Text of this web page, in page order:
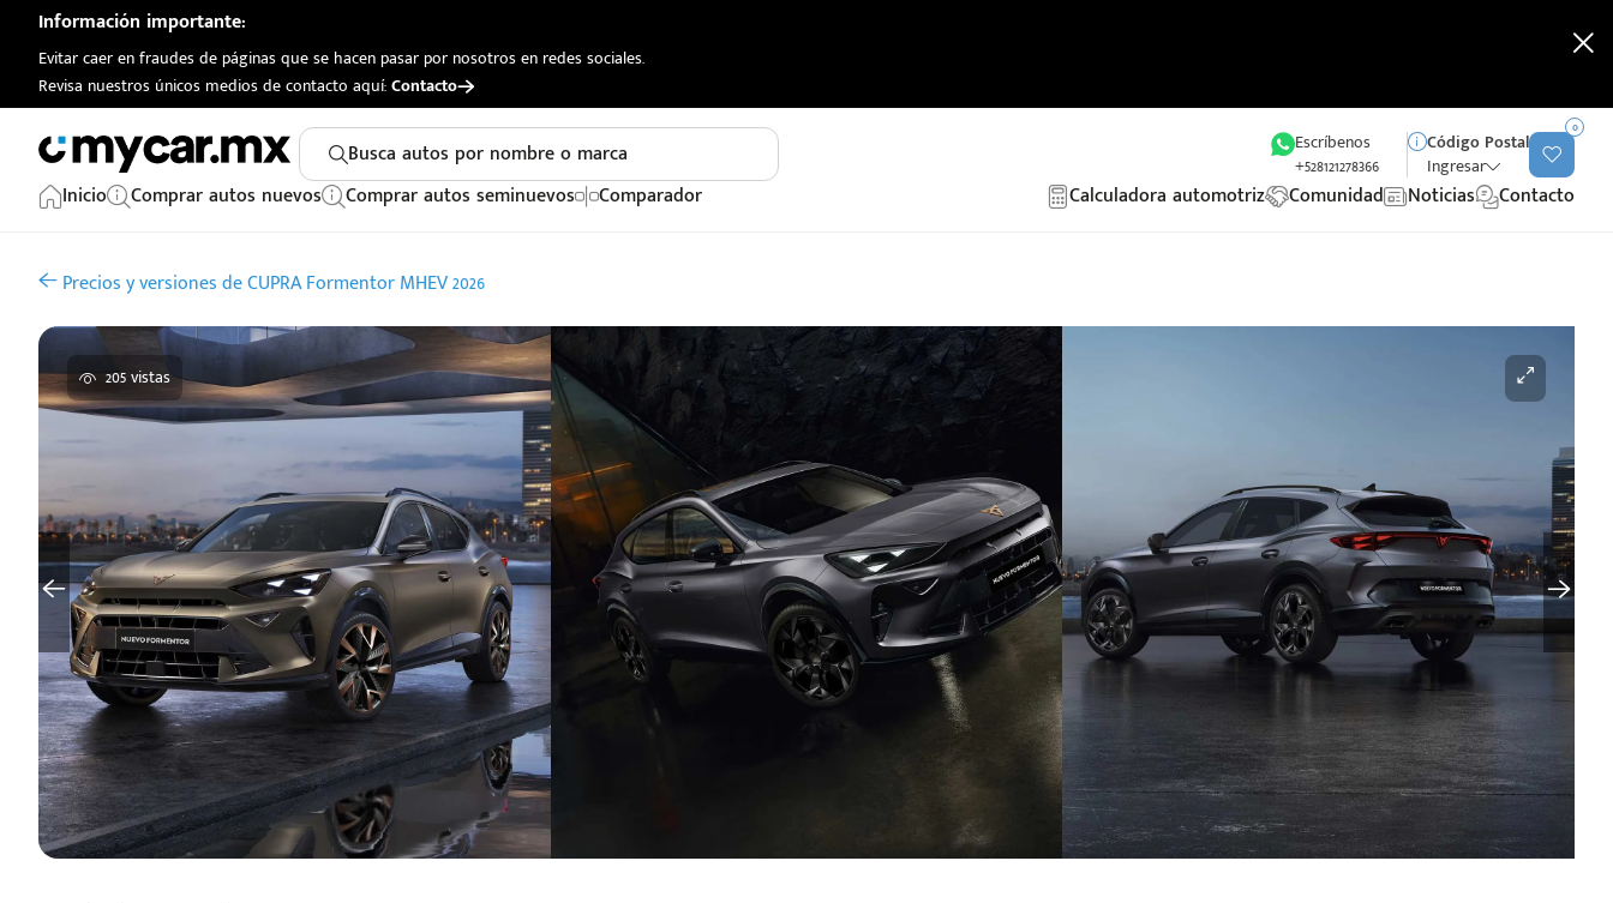
Información importante:
Evitar caer en fraudes de páginas que se hacen pasar por nosotros en redes sociales.
Revisa nuestros únicos medios de contacto aquí:Contacto
Busca autos por nombre o marca
Escríbenos
+528121278366
Código Postal
Ingresar
0
Inicio Comprar autos nuevos Comprar autos seminuevos Comparador Calculadora automotriz Comunidad Noticias Contacto
Precios y versiones de CUPRA Formentor MHEV 2026
205 vistas